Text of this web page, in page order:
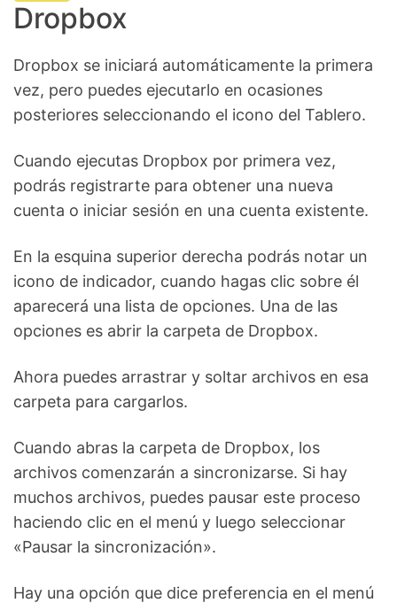
Dropbox
Dropbox se iniciará automáticamente la primera
vez, pero puedes ejecutarlo en ocasiones
posteriores seleccionando el icono del Tablero.
Cuando ejecutas Dropbox por primera vez,
podrás registrarte para obtener una nueva
cuenta o iniciar sesión en una cuenta existente.
En la esquina superior derecha podrás notar un
icono de indicador, cuando hagas clic sobre él
aparecerá una lista de opciones. Una de las
opciones es abrir la carpeta de Dropbox.
Ahora puedes arrastrar y soltar archivos en esa
carpeta para cargarlos.
Cuando abras la carpeta de Dropbox, los
archivos comenzarán a sincronizarse. Si hay
muchos archivos, puedes pausar este proceso
haciendo clic en el menú y luego seleccionar
«Pausar la sincronización».
Hay una opción que dice preferencia en el menú